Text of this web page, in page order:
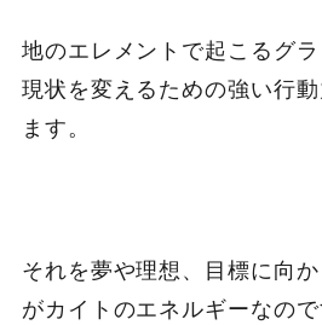
地のエレメントで起こるグラ
現状を変えるための強い行
ます。
それを夢や理想、目標に向
がカイトのエネルギーなので